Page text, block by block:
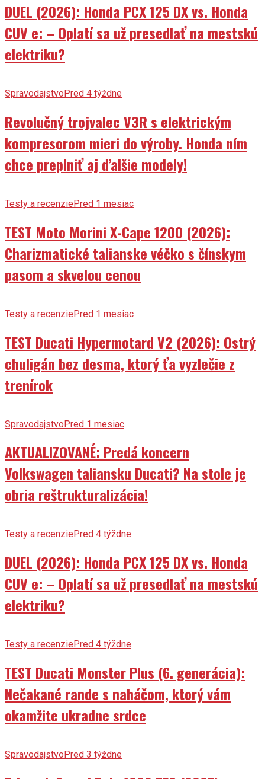
DUEL (2026): Honda PCX 125 DX vs. Honda
CUV e: – Oplatí sa už presedlať na mestskú
elektriku?
SpravodajstvoPred 4 týždne
Revolučný trojvalec V3R s elektrickým
kompresorom mieri do výroby. Honda ním
chce preplniť aj ďalšie modely!
Testy a recenziePred 1 mesiac
TEST Moto Morini X-Cape 1200 (2026):
Charizmatické talianske véčko s čínskym
pasom a skvelou cenou
Testy a recenziePred 1 mesiac
TEST Ducati Hypermotard V2 (2026): Ostrý
chuligán bez desma, ktorý ťa vyzlečie z
trenírok
SpravodajstvoPred 1 mesiac
AKTUALIZOVANÉ: Predá koncern
Volkswagen taliansku Ducati? Na stole je
obria reštrukturalizácia!
Testy a recenziePred 4 týždne
DUEL (2026): Honda PCX 125 DX vs. Honda
CUV e: – Oplatí sa už presedlať na mestskú
elektriku?
Testy a recenziePred 4 týždne
TEST Ducati Monster Plus (6. generácia):
Nečakané rande s naháčom, ktorý vám
okamžite ukradne srdce
SpravodajstvoPred 3 týždne